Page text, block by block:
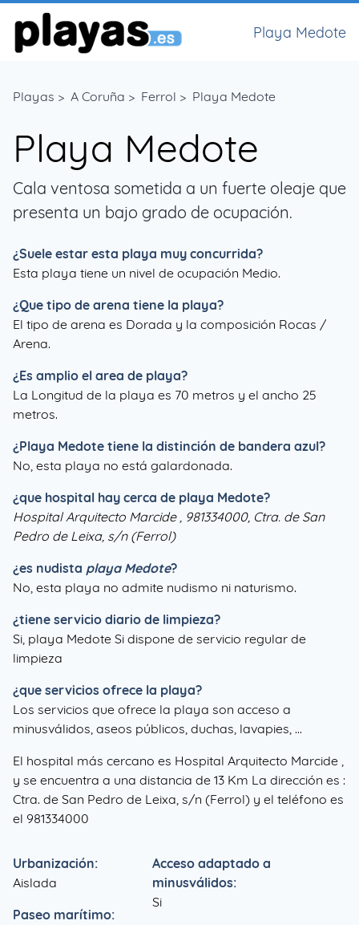
Playa Medote
Playas > A Coruña > Ferrol > Playa Medote
Playa Medote
Cala ventosa sometida a un fuerte oleaje que
presenta un bajo grado de ocupación.
¿Suele estar esta playa muy concurrida?
Esta playa tiene un nivel de ocupación Medio.
¿Que tipo de arena tiene la playa?
El tipo de arena es Dorada y la composición Rocas /
Arena.
¿Es amplio el area de playa?
La Longitud de la playa es 70 metros y el ancho 25
metros.
¿Playa Medote tiene la distinción de bandera azul?
No, esta playa no está galardonada.
¿que hospital hay cerca de playa Medote?
Hospital Arquitecto Marcide , 981334000, Ctra. de San
Pedro de Leixa, s/n (Ferrol)
¿es nudista playa Medote?
No, esta playa no admite nudismo ni naturismo.
¿tiene servicio diario de limpieza?
Si, playa Medote Si dispone de servicio regular de
limpieza
¿que servicios ofrece la playa?
Los servicios que ofrece la playa son acceso a
minusválidos, aseos públicos, duchas, lavapies, ...
El hospital más cercano es Hospital Arquitecto Marcide ,
y se encuentra a una distancia de 13 Km La dirección es :
Ctra. de San Pedro de Leixa, s/n (Ferrol) y el teléfono es
el 981334000
Urbanización:
Aislada
Paseo marítimo:
Acceso adaptado a
minusválidos:
Si